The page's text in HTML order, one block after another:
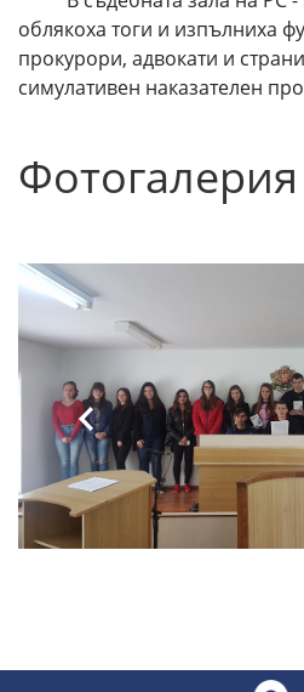
облякоха тоги и изпълниха
прокурори, адвокати и
симулативен наказателен
Фотогалерия